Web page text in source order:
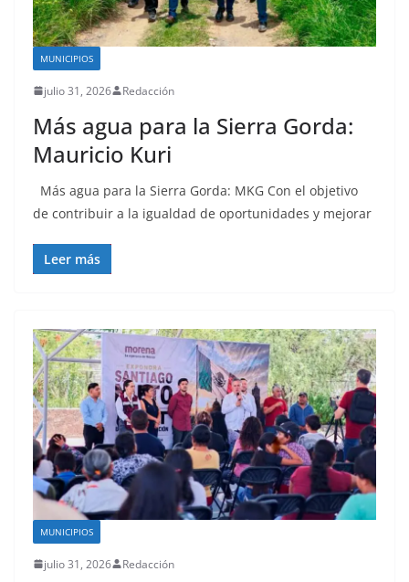
MUNICIPIOS
julio 31, 2026 Redacción
Más agua para la Sierra Gorda:
Mauricio Kuri
Más agua para la Sierra Gorda: MKG Con el objetivo
de contribuir a la igualdad de oportunidades y mejorar
Leer más
MUNICIPIOS
julio 31, 2026 Redacción